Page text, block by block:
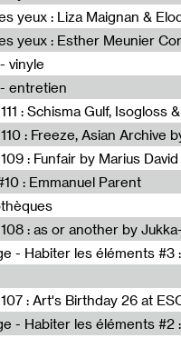
yeux : Liza Maignan &
yeux : Esther Meunier
vinyle
entretien
: Funfair by Marius
: Emmanuel Parent